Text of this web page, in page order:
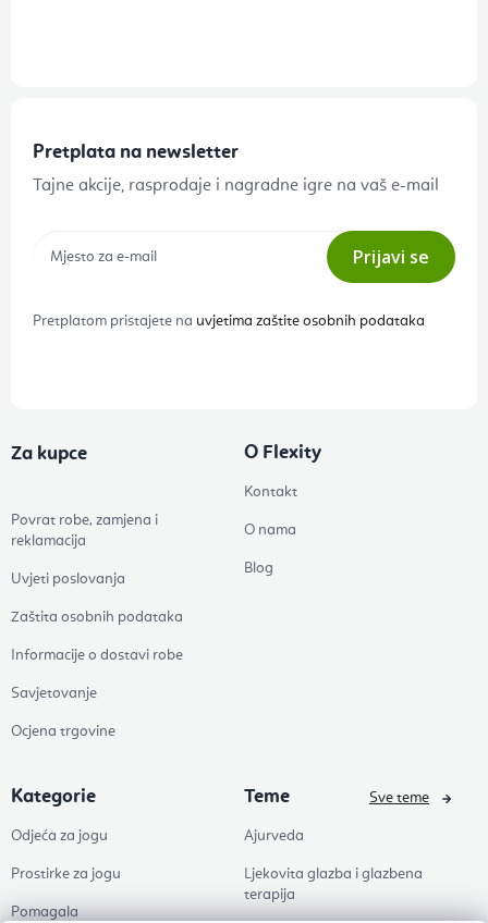
Pretplata na newsletter
Tajne akcije, rasprodaje i nagradne igre na vaš e-mail
Prijavi se
Pretplatom pristajete na uvjetima zaštite osobnih podataka
Za kupce
Povrat robe, zamjena i
reklamacija
Uvjeti poslovanja
Zaštita osobnih podataka
Informacije o dostavi robe
Savjetovanje
Ocjena trgovine
O Flexity
Kontakt
O nama
Blog
Kategorie
Odjeća za jogu
Prostirke za jogu
Pomagala
Teme
Ajurveda
Ljekovita glazba i glazbena
terapija
Sve teme